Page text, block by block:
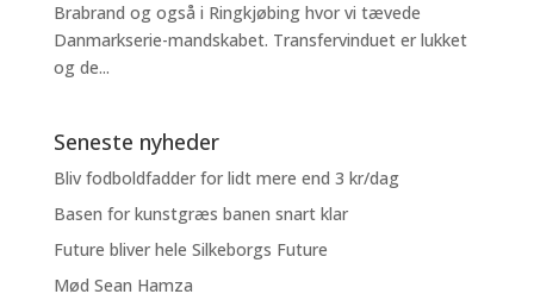
Brabrand og også i Ringkjøbing hvor vi tævede
Danmarkserie-mandskabet. Transfervinduet er lukket
og de...
Seneste nyheder
Bliv fodboldfadder for lidt mere end 3 kr/dag
Basen for kunstgræs banen snart klar
Future bliver hele Silkeborgs Future
Mød Sean Hamza